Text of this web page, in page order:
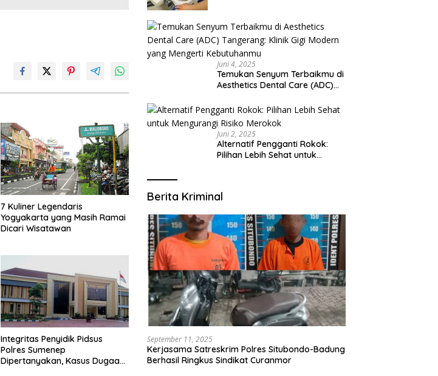
7 Kuliner Legendaris
Yogyakarta yang Masih Ramai
Dicari Wisatawan
Integritas Penyidik Pidsus
Polres Sumenep
Dipertanyakan, Kasus Dugaan
Juni 4, 2025
Temukan Senyum Terbaikmu di
Aesthetics Dental Care (ADC)
yang Mengerti Kebutuhanmu
Juni 2, 2025
Alternatif Pengganti Rokok:
Pilihan Lebih Sehat untuk
Berita Kriminal
September 11, 2025
Kerjasama Satreskrim Polres Situbondo-Badung
Berhasil Ringkus Sindikat Curanmor